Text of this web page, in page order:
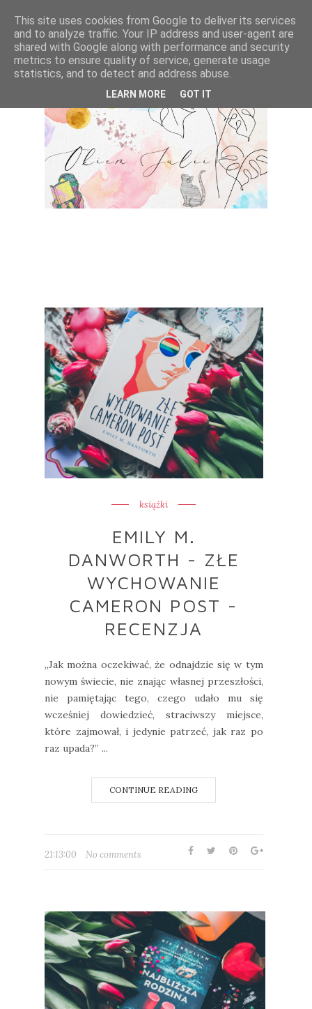
książki
EMILY M.
DANWORTH - ZŁE
WYCHOWANIE
CAMERON POST -
RECENZJA
„Jak można oczekiwać, że odnajdzie się w tym
nowym świecie, nie znając własnej przeszłości,
nie pamiętając tego, czego udało mu się
wcześniej dowiedzieć, straciwszy miejsce,
które zajmował, i jedynie patrzeć, jak raz po
raz upada?” ...
CONTINUE READING
21:13:00 No comments
This site uses cookies from Google to deliver its services
and to analyze traffic. Your IP address and user-agent are
shared with Google along with performance and security
metrics to ensure quality of service, generate usage
statistics, and to detect and address abuse.
LEARN MORE GOT IT